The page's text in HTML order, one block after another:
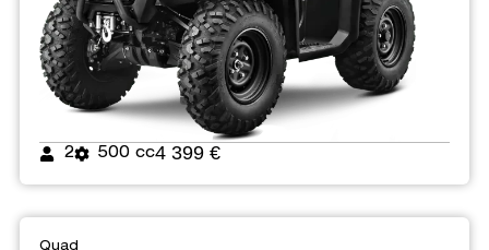
2 500 cc4 399 €
Quad